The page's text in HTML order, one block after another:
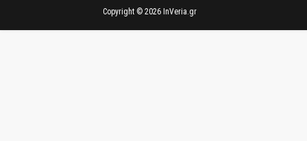
Copyright © 2026 InVeria.gr